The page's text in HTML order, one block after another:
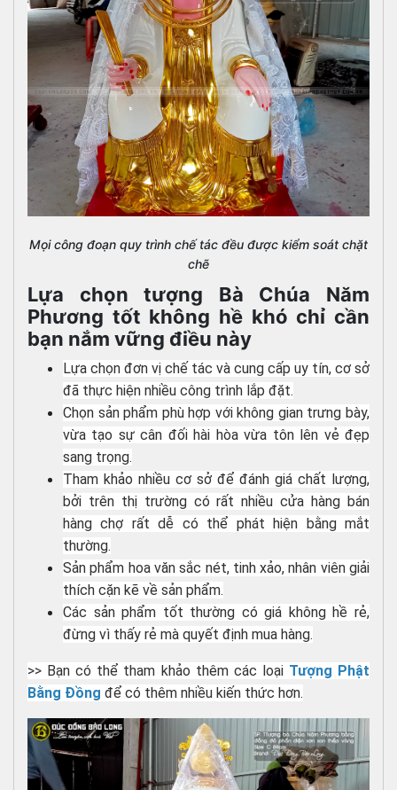
Mọi công đoạn quy trình chế tác đều được kiểm soát chặt
chẽ
Lựa chọn tượng Bà Chúa Năm
Phương tốt không hề khó chỉ cần
bạn nắm vững điều này
Lựa chọn đơn vị chế tác và cung cấp uy tín, cơ sở
đã thực hiện nhiều công trình lắp đặt.
Chọn sản phẩm phù hợp với không gian trưng bày,
vừa tạo sự cân đối hài hòa vừa tôn lên vẻ đẹp
sang trọng.
Tham khảo nhiều cơ sở để đánh giá chất lượng,
bởi trên thị trường có rất nhiều cửa hàng bán
hàng chợ rất dễ có thể phát hiện bằng mắt
thường.
Sản phẩm hoa văn sắc nét, tinh xảo, nhân viên giải
thích cặn kẽ về sản phẩm.
Các sản phẩm tốt thường có giá không hề rẻ,
đừng vì thấy rẻ mà quyết định mua hàng.
>> Bạn có thể tham khảo thêm các loại Tượng Phật
Bằng Đồng để có thêm nhiều kiến thức hơn.